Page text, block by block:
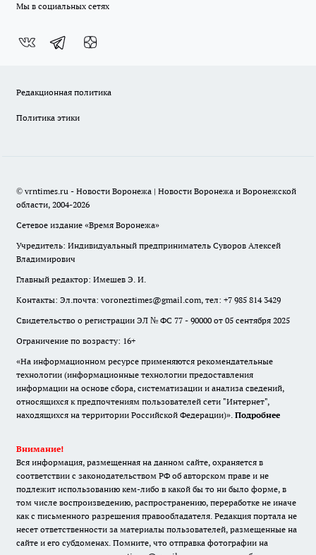
Мы в социальных сетях
Редакционная политика
Политика этики
© vrntimes.ru - Новости Воронежа | Новости Воронежа и Воронежской
области, 2004-2026
Сетевое издание «Время Воронежа»
Учредитель: Индивидуальный предприниматель Суворов Алексей
Владимирович
Главный редактор: Имешев Э. И.
Контакты: Эл.почта: voroneztimes@gmail.com, тел: +7 985 814 3429
Свидетельство о регистрации ЭЛ № ФС 77 - 90000 от 05 сентября 2025
Ограничение по возрасту: 16+
«На информационном ресурсе применяются рекомендательные
технологии (информационные технологии предоставления
информации на основе сбора, систематизации и анализа сведений,
относящихся к предпочтениям пользователей сети "Интернет",
находящихся на территории Российской Федерации)». Подробнее
Внимание!
Вся информация, размещенная на данном сайте, охраняется в
соответствии с законодательством РФ об авторском праве и не
подлежит использованию кем-либо в какой бы то ни было форме, в
том числе воспроизведению, распространению, переработке не иначе
как с письменного разрешения правообладателя. Редакция портала не
несет ответственности за материалы пользователей, размещенные на
сайте и его субдоменах. Помните, что отправка фотографии на